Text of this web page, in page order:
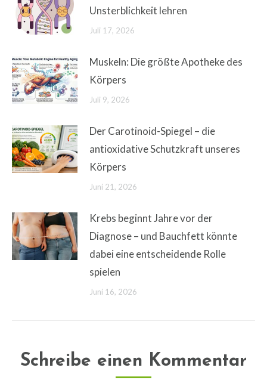
Unsterblichkeit lehren
Juli 17, 2026
Muskeln: Die größte Apotheke des
Körpers
Juli 9, 2026
Der Carotinoid-Spiegel – die
antioxidative Schutzkraft unseres
Körpers
Juni 21, 2026
Krebs beginnt Jahre vor der
Diagnose – und Bauchfett könnte
dabei eine entscheidende Rolle
spielen
Juni 16, 2026
Schreibe einen Kommentar